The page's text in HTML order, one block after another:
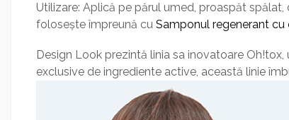
Utilizare: Aplică pe părul umed, proaspăt
folosește împreună cu Samponul regenerant
Design Look prezintă linia sa inovatoare
exclusive de ingrediente active, această linie